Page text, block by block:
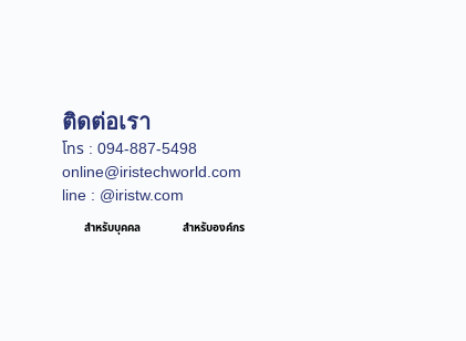
ติดต่อเรา
โทร : 094-887-5498
online@iristechworld.com
line : @iristw.com
สำหรับบุคคล สำหรับองค์กร